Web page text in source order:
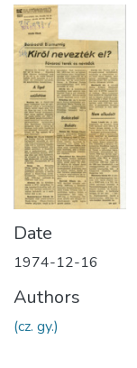
About us
Date
1974-12-16
Authors
(cz. gy.)